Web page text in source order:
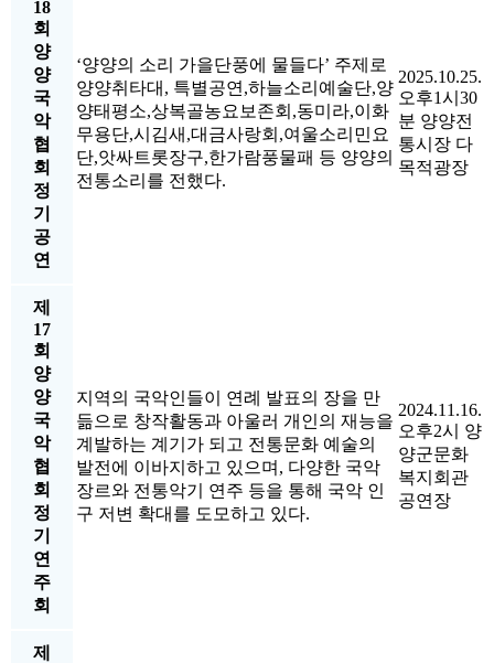
18
회
양
양
국
악
협
회
정
기
공
연
‘양양의 소리 가을단풍에 물들다’ 주제로
양양취타대, 특별공연,하늘소리예술단,양
양태평소,상복골농요보존회,동미라,이화
무용단,시김새,대금사랑회,여울소리민요
단,앗싸트롯장구,한가람풍물패 등 양양의
전통소리를 전했다.
2025.10.25.
오후1시30
분 양양전
통시장 다
목적광장
제
17
회
양
양
국
악
협
회
정
기
연
주
회
지역의 국악인들이 연례 발표의 장을 만
듦으로 창작활동과 아울러 개인의 재능을
계발하는 계기가 되고 전통문화 예술의
발전에 이바지하고 있으며, 다양한 국악
장르와 전통악기 연주 등을 통해 국악 인
구 저변 확대를 도모하고 있다.
2024.11.16.
오후2시 양
양군문화
복지회관
공연장
제